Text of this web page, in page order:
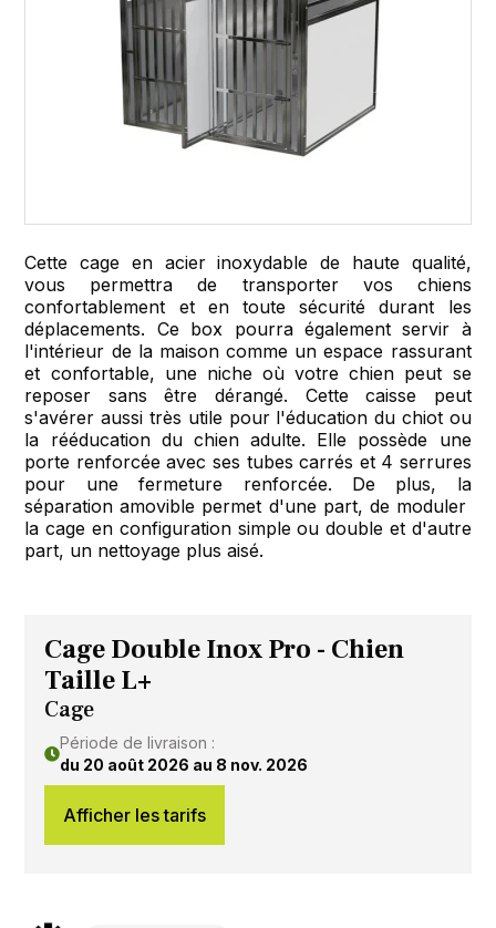
Cette cage en acier inoxydable de haute qualité,
vous permettra de transporter vos chiens
confortablement et en toute sécurité durant les
déplacements. Ce box pourra également servir à
l'intérieur de la maison comme un espace rassurant
et confortable, une niche où votre chien peut se
reposer sans être dérangé. Cette caisse peut
s'avérer aussi très utile pour l'éducation du chiot ou
la rééducation du chien adulte. Elle possède une
porte renforcée avec ses tubes carrés et 4 serrures
pour une fermeture renforcée. De plus, la
séparation amovible permet d'une part, de moduler
la cage en configuration simple ou double et d'autre
part, un nettoyage plus aisé.
Cage Double Inox Pro - Chien
Taille L+
Cage
Période de livraison :
du 20 août 2026 au 8 nov. 2026
Afficher les tarifs